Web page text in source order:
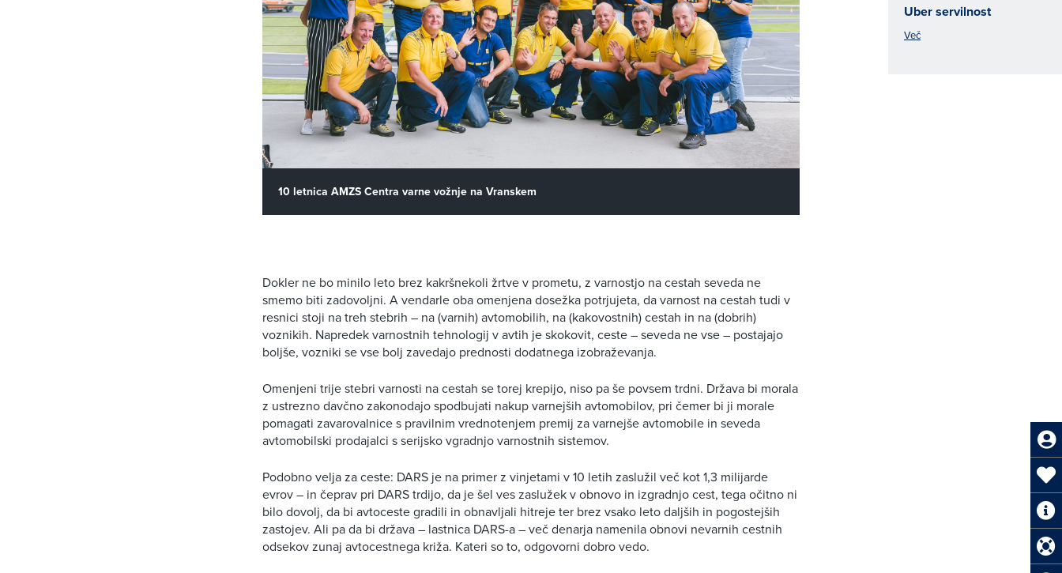
10 letnica AMZS Centra varne vožnje na Vranskem
Dokler ne bo minilo leto brez kakršnekoli žrtve v prometu, z varnostjo na cestah seveda ne
smemo biti zadovoljni. A vendarle oba omenjena dosežka potrjujeta, da varnost na cestah tudi v
resnici stoji na treh stebrih – na (varnih) avtomobilih, na (kakovostnih) cestah in na (dobrih)
voznikih. Napredek varnostnih tehnologij v avtih je skokovit, ceste – seveda ne vse – postajajo
boljše, vozniki se vse bolj zavedajo prednosti dodatnega izobraževanja.
Omenjeni trije stebri varnosti na cestah se torej krepijo, niso pa še povsem trdni. Država bi morala
z ustrezno davčno zakonodajo spodbujati nakup varnejših avtomobilov, pri čemer bi ji morale
pomagati zavarovalnice s pravilnim vrednotenjem premij za varnejše avtomobile in seveda
avtomobilski prodajalci s serijsko vgradnjo varnostnih sistemov.
Podobno velja za ceste: DARS je na primer z vinjetami v 10 letih zaslužil več kot 1,3 milijarde
evrov – in čeprav pri DARS trdijo, da je šel ves zaslužek v obnovo in izgradnjo cest, tega očitno ni
bilo dovolj, da bi avtoceste gradili in obnavljali hitreje ter brez vsako leto daljših in pogostejših
zastojev. Ali pa da bi država – lastnica DARS-a – več denarja namenila obnovi nevarnih cestnih
odsekov zunaj avtocestnega križa. Kateri so to, odgovorni dobro vedo.
Uber servilnost
Več